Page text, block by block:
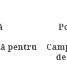
post:
pentru
Next
post: